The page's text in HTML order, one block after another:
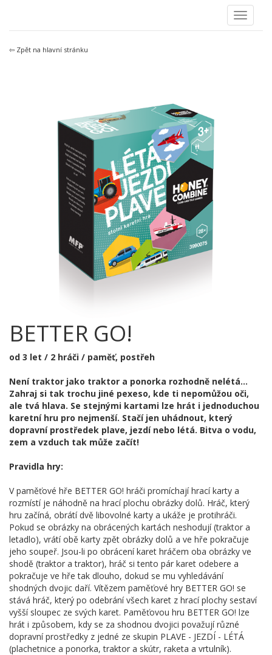
⇦ Zpět na hlavní stránku
BETTER GO!
od 3 let / 2 hráči / paměť, postřeh
Není traktor jako traktor a ponorka rozhodně nelétá...
Zahraj si tak trochu jiné pexeso, kde ti nepomůžou oči,
ale tvá hlava. Se stejnými kartami lze hrát i jednoduchou
karetní hru pro nejmenší. Stačí jen uhádnout, který
dopravní prostředek plave, jezdí nebo létá. Bitva o vodu,
zem a vzduch tak může začít!
Pravidla hry:
V paměťové hře BETTER GO! hráči promíchají hrací karty a
rozmístí je náhodně na hrací plochu obrázky dolů. Hráč, který
hru začíná, obrátí dvě libovolné karty a ukáže je protihráči.
Pokud se obrázky na obrácených kartách neshodují (traktor a
letadlo), vrátí obě karty zpět obrázky dolů a ve hře pokračuje
jeho soupeř. Jsou-li po obrácení karet hráčem oba obrázky ve
shodě (traktor a traktor), hráč si tento pár karet odebere a
pokračuje ve hře tak dlouho, dokud se mu vyhledávání
shodných dvojic daří. Vítězem paměťové hry BETTER GO! se
stává hráč, který po odebrání všech karet z hrací plochy sestaví
vyšší sloupec ze svých karet. Paměťovou hru BETTER GO! lze
hrát i způsobem, kdy se za shodnou dvojici považují různé
dopravní prostředky z jedné ze skupin PLAVE - JEZDÍ - LÉTÁ
(plachetnice a ponorka, traktor a skútr, raketa a vrtulník).